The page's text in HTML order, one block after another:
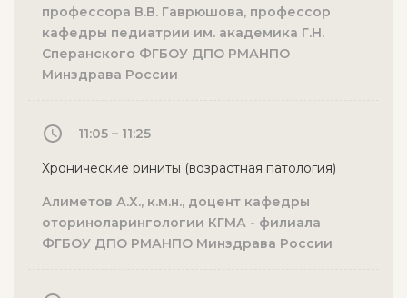
профессора В.В. Гаврюшова, профессор
кафедры педиатрии им. академика Г.Н.
Сперанского ФГБОУ ДПО РМАНПО
Минздрава России
11:05 – 11:25
Хронические риниты (возрастная патология)
Алиметов А.Х., к.м.н., доцент кафедры
оториноларингологии КГМА - филиала
ФГБОУ ДПО РМАНПО Минздрава России